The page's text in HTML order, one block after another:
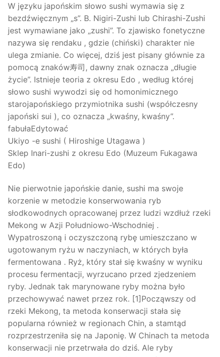
W języku japońskim słowo sushi wymawia się z
bezdźwięcznym „s”. B. Nigiri-Zushi lub Chirashi-Zushi
jest wymawiane jako „zushi”. To zjawisko fonetyczne
nazywa się rendaku , gdzie (chiński) charakter nie
ulega zmianie. Co więcej, dziś jest pisany głównie za
pomocą znaków寿司, dawny znak oznacza „długie
życie”. Istnieje teoria z okresu Edo , według której
słowo sushi wywodzi się od homonimicznego
starojapońskiego przymiotnika sushi (współczesny
japoński sui ), co oznacza „kwaśny, kwaśny”.
fabułaEdytować
Ukiyo -e sushi ( Hiroshige Utagawa )
Sklep Inari-zushi z okresu Edo (Muzeum Fukagawa
Edo)
Nie pierwotnie japońskie danie, sushi ma swoje
korzenie w metodzie konserwowania ryb
słodkowodnych opracowanej przez ludzi wzdłuż rzeki
Mekong w Azji Południowo-Wschodniej .
Wypatroszoną i oczyszczoną rybę umieszczano w
ugotowanym ryżu w naczyniach, w których była
fermentowana . Ryż, który stał się kwaśny w wyniku
procesu fermentacji, wyrzucano przed zjedzeniem
ryby. Jednak tak marynowane ryby można było
przechowywać nawet przez rok. [1]Począwszy od
rzeki Mekong, ta metoda konserwacji stała się
popularna również w regionach Chin, a stamtąd
rozprzestrzeniła się na Japonię. W Chinach ta metoda
konserwacji nie przetrwała do dziś. Ale ryby